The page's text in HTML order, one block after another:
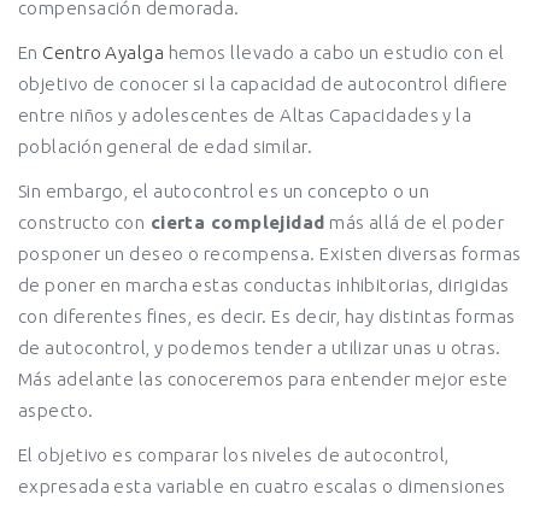
compensación demorada.
En Centro Ayalga hemos llevado a cabo un estudio con el
objetivo de conocer si la capacidad de autocontrol difiere
entre niños y adolescentes de Altas Capacidades y la
población general de edad similar.
Sin embargo, el autocontrol es un concepto o un
constructo con cierta complejidad más allá de el poder
posponer un deseo o recompensa. Existen diversas formas
de poner en marcha estas conductas inhibitorias, dirigidas
con diferentes fines, es decir. Es decir, hay distintas formas
de autocontrol, y podemos tender a utilizar unas u otras.
Más adelante las conoceremos para entender mejor este
aspecto.
El objetivo es comparar los niveles de autocontrol,
expresada esta variable en cuatro escalas o dimensiones